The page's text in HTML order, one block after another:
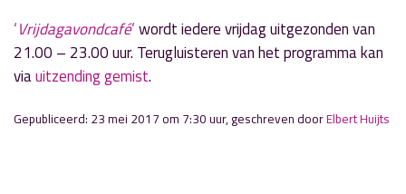
‘Vrijdagavondcafé‘wordt iedere vrijdag uitgezonden van
21.00 – 23.00 uur. Terugluisteren van het programma kan
viauitzendinggemist.
Gepubliceerd: 23 mei 2017 om 7:30 uur, geschreven doorElbert Huijts